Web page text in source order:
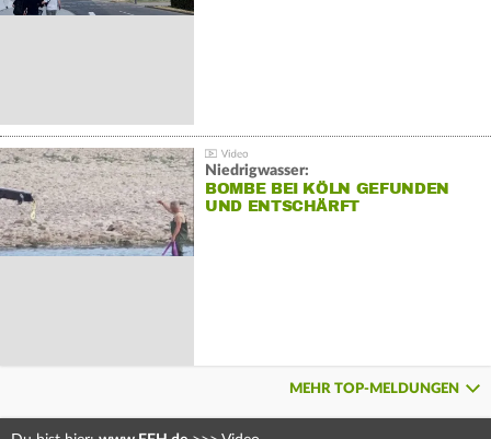
Niedrigwasser:
BOMBE BEI KÖLN GEFUNDEN
UND ENTSCHÄRFT
MEHR TOP-MELDUNGEN